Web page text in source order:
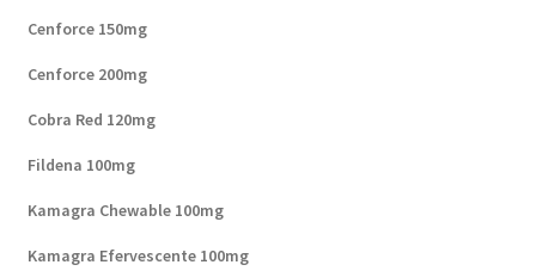
Cenforce 150mg
Cenforce 200mg
Cobra Red 120mg
Fildena 100mg
Kamagra Chewable 100mg
Kamagra Efervescente 100mg